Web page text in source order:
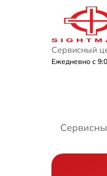
Сервисный
Ежедневно с